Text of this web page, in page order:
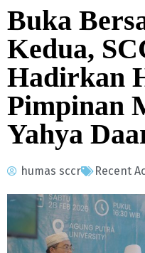
Buka
Kedua,
Hadirkan
Pimpinan
Yahya
humas sccr Recent